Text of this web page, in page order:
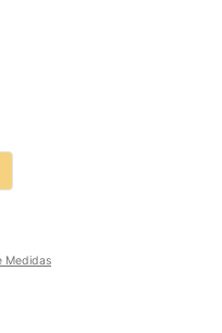
Medidas